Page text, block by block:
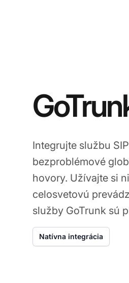
Integrujte službu
bezproblémové
hovory. Užívajte si
celosvetovú
služby GoTrunk sú
Natívna integrácia